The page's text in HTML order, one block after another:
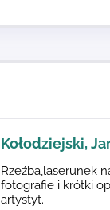
Kołodziejski,
Rzeźba,laserunek
fotografie i krótki
artystyt.